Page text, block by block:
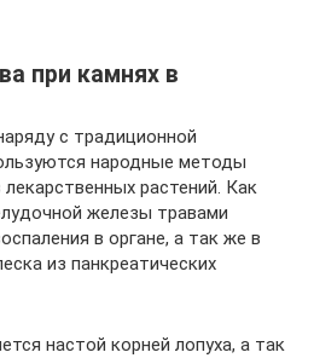
при камнях в
с традиционной
народные методы
растений. Как
железы травами
в органе, а так же в
из панкреатических
настой корней лопуха, а так